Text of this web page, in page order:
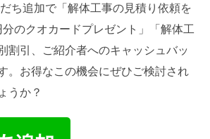
ち追加で「解体工事の見積り依頼を
のクオカードプレゼント」「解体工
割引、ご紹介者へのキャッシュバッ
。 お得なこの機会にぜひご検討され
うか？